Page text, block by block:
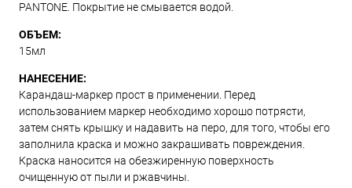
PANTONE. Покрытие не смывается водой.
ОБЪЕМ:
15мл
НАНЕСЕНИЕ:
Карандаш-маркер прост в применении. Перед
использованием маркер необходимо хорошо потрясти,
затем снять крышку и надавить на перо, для того, чтобы его
заполнила краска и можно закрашивать повреждения.
Краска наносится на обезжиренную поверхность
очищенную от пыли и ржавчины.